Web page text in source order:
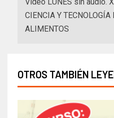
CIENCIA Y TECNOLOGÍA
ALIMENTOS
OTROS TAMBIÉN